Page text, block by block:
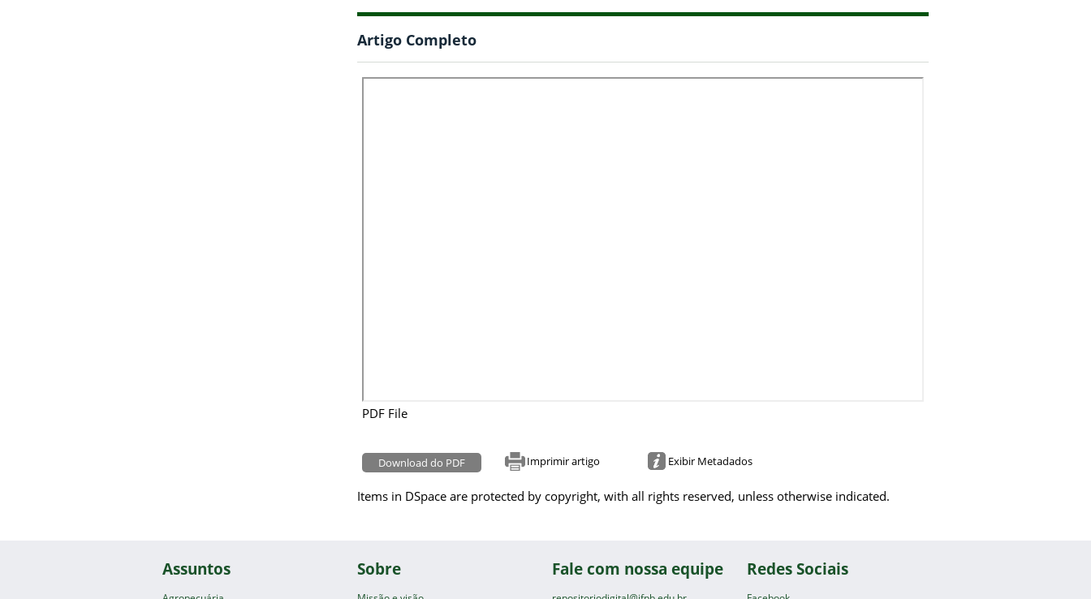
Artigo Completo
PDF File
Download do PDF Imprimir artigo Exibir Metadados
Items in DSpace are protected by copyright, with all rights reserved, unless otherwise indicated.
Assuntos Sobre Fale com nossa equipe Redes Sociais